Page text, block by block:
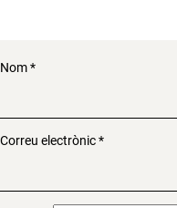
Nom*
Correu electrònic*